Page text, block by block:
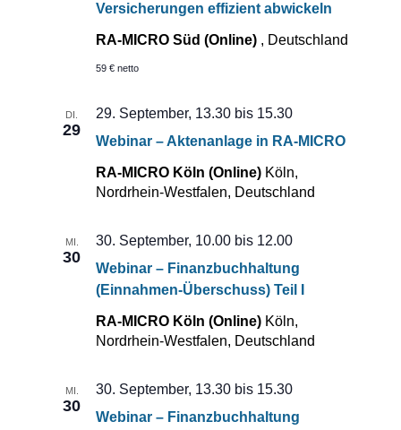
Versicherungen effizient abwickeln
RA-MICRO Süd (Online) , Deutschland
59 € netto
DI.
29
Webinar – Aktenanlage in RA-MICRO
29. September, 13.30 bis 15.30
RA-MICRO Köln (Online) Köln,
Nordrhein-Westfalen, Deutschland
MI.
30
Webinar – Finanzbuchhaltung
(Einnahmen-Überschuss) Teil I
30. September, 10.00 bis 12.00
RA-MICRO Köln (Online) Köln,
Nordrhein-Westfalen, Deutschland
MI.
30
Webinar – Finanzbuchhaltung
30. September, 13.30 bis 15.30